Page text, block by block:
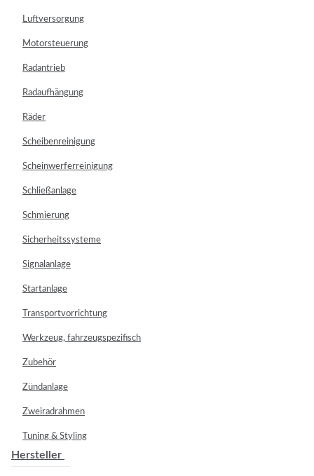
Luftversorgung
Motorsteuerung
Radantrieb
Radaufhängung
Räder
Scheibenreinigung
Scheinwerferreinigung
Schließanlage
Schmierung
Sicherheitssysteme
Signalanlage
Startanlage
Transportvorrichtung
Werkzeug, fahrzeugspezifisch
Zubehör
Zündanlage
Zweiradrahmen
Tuning & Styling
Hersteller